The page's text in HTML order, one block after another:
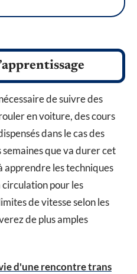
de suivre des
en voiture, des cours
dans le cas des
que va durer cet
apprendre les techniques
circulation pour les
de vitesse selon les
de plus amples
d'une rencontre trans